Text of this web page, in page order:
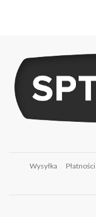
Wysyłka Płatności